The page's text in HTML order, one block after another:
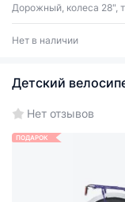
Дорожный, колеса 28",
Нет в наличии
Детский
Нет отзывов
ПОДАРОК